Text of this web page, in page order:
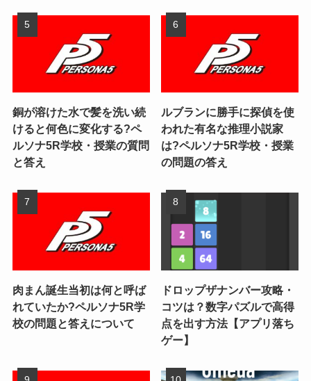
銅が溶けた水で髪を洗い続
けると何色に変化する?ペ
ルソナ5R学校・授業の質問
と答え
ルブランに勝手に探偵を使
われた有名な推理小説家
は?ペルソナ5R学校・授業
の問題の答え
肉まん誕生当初は何と呼ば
れていたか?ペルソナ5R学
校の問題と答えについて
ドロップザナンバー攻略・
コツは？数字パズルで高得
点を出す方法【アプリ落ち
ゲー】